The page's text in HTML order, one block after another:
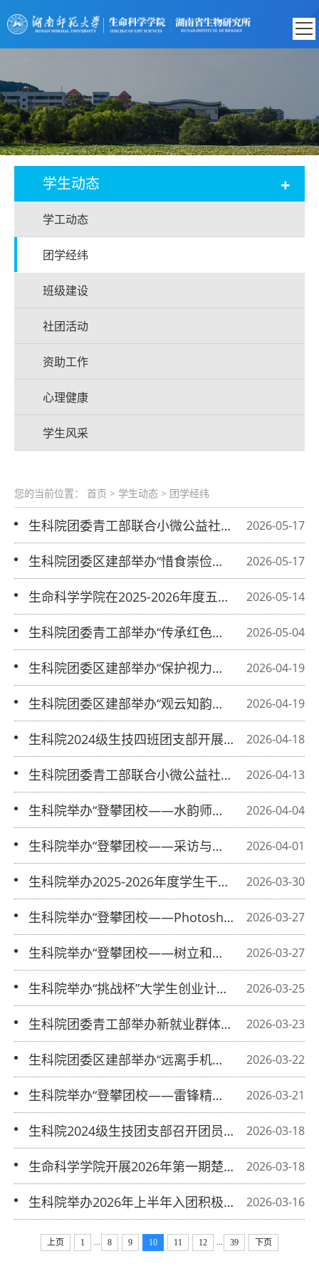
学生动态 +
学工动态
团学经纬
班级建设
社团活动
资助工作
心理健康
学生风采
您的当前位置： 首页 > 学生动态 > 团学经纬
2026-05-17
生科院团委青工部联合小微公益社开展
手工香囊志愿活动 2026-05-17
生科院团委区建部举办“惜食崇俭，美
德同行”科普志愿活动 2026-05-14
生命科学学院在2025-2026年度五四团
内表彰中再创佳绩 2026-05-04
生科院团委青工部举办“传承红色志，
共建文明园”志愿活动 2026-04-19
​生科院团委区建部举办“保护视力，预
防近视”科普志愿活动 2026-04-19
生科院团委区建部举办“观云知韵，妙
解天语”科普志愿活动 2026-04-18
生科院2024级生技四班团支部开展“植
绿护绿守初心，青春建功生态行”主题
团日活动
2026-04-13
生科院团委青工部联合小微公益社举办
第二期敬老志愿活动 2026-04-04
生科院举办“登攀团校——水韵师大，
节水惜源”培训活动 2026-04-01
生科院举办“登攀团校——采访与人物
稿撰写”培训活动 2026-03-30
生科院举办2025-2026年度学生干部述
职大会 2026-03-27
生科院举办“登攀团校——Photoshop
的神奇技能”培训活动 2026-03-27
生科院举办“登攀团校——树立和践行
正确政绩观”培训活动 2026-03-25
生科院举办“挑战杯”大学生创业计划竞
赛院赛 2026-03-23
生科院团委青工部举办新就业群体家庭
暖心陪护志愿活动 2026-03-22
生科院团委区建部举办“远离手机沉
迷，守护健康成长”科普志愿活动 2026-03-21
生科院举办“登攀团校——雷锋精神代
代传，志愿薪火永不灭”培训活动 2026-03-18
生科院2024级生技团支部召开团员教
育评议大会 2026-03-18
生命科学学院开展2026年第一期楚源
课程《食品保健与养生》 2026-03-16
生科院举办2026年上半年入团积极分
子推选会
上页 1 ... 8 9 10 11 12 ... 39 下页